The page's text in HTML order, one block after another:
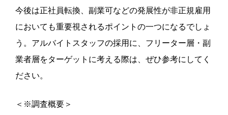
今後は正社員転換、副業可などの発展性が非正規雇用
においても重要視されるポイントの一つになるでしょ
う。アルバイトスタッフの採用に、フリーター層・副
業者層をターゲットに考える際は、ぜひ参考にしてく
ださい。
＜※調査概要＞